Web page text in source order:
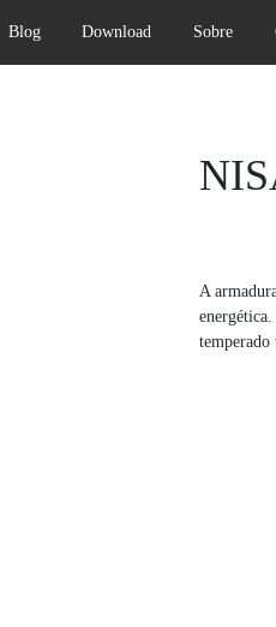
Blog Download Sobre
A
temperado